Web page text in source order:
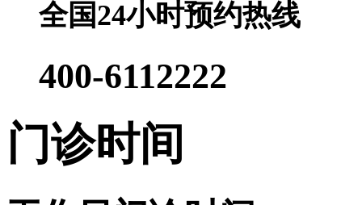
全国24小时预约热线
400-6112222
门诊时间